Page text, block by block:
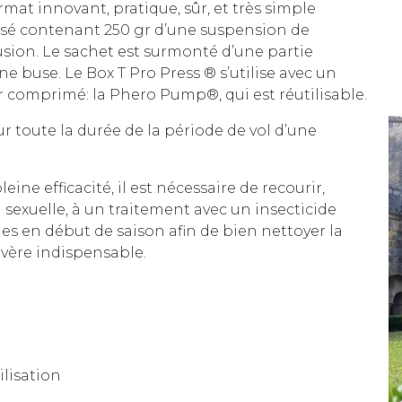
innovant, pratique, sûr, et très simple
contenant 250 gr d’une suspension de
Le sachet est surmonté d’une partie
buse. Le Box T Pro Press ® s’utilise avec un
la Phero Pump®, qui est réutilisable.
toute la durée de la période de vol d’une
efficacité, il est nécessaire de recourir,
à un traitement avec un insecticide
en début de saison afin de bien nettoyer la
indispensable.